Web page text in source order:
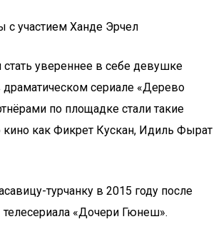
участием Ханде Эрчел
стать увереннее в себе девушке
сериале «Дерево
по площадке стали такие
кино как Фикрет Кускан, Идиль Фырат
турчанку в 2015 году после
«Дочери Гюнеш».